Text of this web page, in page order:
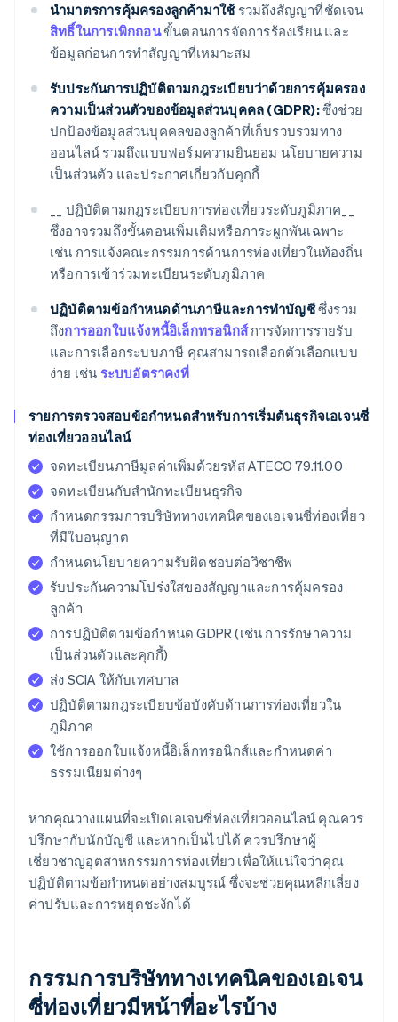
นำมาตรการคุ้มครองลูกค้ามาใช้รวมถึงสัญญาที่ชัดเจน
สิทธิ์ในการเพิกถอนขั้นตอนการจัดการร้องเรียน และ
ข้อมูลก่อนการทำสัญญาที่เหมาะสม
รับประกันการปฏิบัติตามกฎระเบียบว่าด้วยการคุ้มครอง
ความเป็นส่วนตัวของข้อมูลส่วนบุคคล (GDPR):ซึ่งช่วย
ปกป้องข้อมูลส่วนบุคคลของลูกค้าที่เก็บรวบรวมทาง
ออนไลน์ รวมถึงแบบฟอร์มความยินยอม นโยบายความ
เป็นส่วนตัว และประกาศเกี่ยวกับคุกกี้
__ ปฏิบัติตามกฎระเบียบการท่องเที่ยวระดับภูมิภาค__
ซึ่งอาจรวมถึงขั้นตอนเพิ่มเติมหรือภาระผูกพันเฉพาะ
เช่น การแจ้งคณะกรรมการด้านการท่องเที่ยวในท้องถิ่น
หรือการเข้าร่วมทะเบียนระดับภูมิภาค
ปฏิบัติตามข้อกำหนดด้านภาษีและการทำบัญชีซึ่งรวม
ถึงการออกใบแจ้งหนี้อิเล็กทรอนิกส์การจัดการรายรับ
และการเลือกระบบภาษี คุณสามารถเลือกตัวเลือกแบบ
ง่าย เช่น ระบบอัตราคงที่
รายการตรวจสอบข้อกำหนดสำหรับการเริ่มต้นธุรกิจเอเจนซี่
ท่องเที่ยวออนไลน์
จดทะเบียนภาษีมูลค่าเพิ่มด้วยรหัส ATECO 79.11.00
จดทะเบียนกับสำนักทะเบียนธุรกิจ
กำหนดกรรมการบริษัททางเทคนิคของเอเจนซี่ท่องเที่ยว
ที่มีใบอนุญาต
กำหนดนโยบายความรับผิดชอบต่อวิชาชีพ
รับประกันความโปร่งใสของสัญญาและการคุ้มครอง
ลูกค้า
การปฏิบัติตามข้อกำหนด GDPR (เช่น การรักษาความ
เป็นส่วนตัวและคุกกี้)
ส่ง SCIA ให้กับเทศบาล
ปฏิบัติตามกฎระเบียบข้อบังคับด้านการท่องเที่ยวใน
ภูมิภาค
ใช้การออกใบแจ้งหนี้อิเล็กทรอนิกส์และกำหนดค่า
ธรรมเนียมต่างๆ
หากคุณวางแผนที่จะเปิดเอเจนซี่ท่องเที่ยวออนไลน์ คุณควร
ปรึกษากับนักบัญชี และหากเป็นไปได้ ควรปรึกษาผู้
เชี่ยวชาญอุตสาหกรรมการท่องเที่ยว เพื่อให้แน่ใจว่าคุณ
ปฏิบัติตามข้อกำหนดอย่างสมบูรณ์ ซึ่งจะช่วยคุณหลีกเลี่ยง
ค่าปรับและการหยุดชะงักได้
กรรมการบริษัททางเทคนิคของเอเจน
ซี่ท่องเที่ยวมีหน้าที่อะไรบ้าง